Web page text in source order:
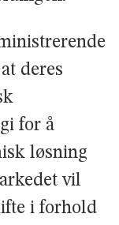
deres
for å
løsning
vil
i forhold